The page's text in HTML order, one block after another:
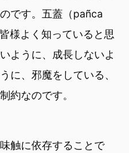
です。五蓋（pañca
様よく知っていると思
ように、成長しないよ
に、邪魔をしている、
約なのです。
触に依存することで